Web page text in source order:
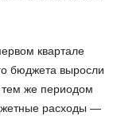
квартале
бюджета выросли
же периодом
расходы —